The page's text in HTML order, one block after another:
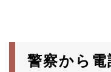
警察から電